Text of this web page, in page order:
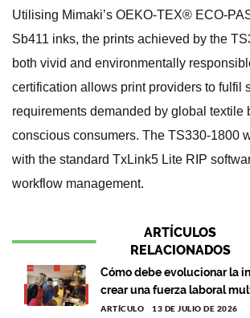
Utilising Mimaki’s OEKO-TEX® ECO-
Sb411 inks, the prints achieved by the
both vivid and environmentally
certification allows print providers to fulfil
requirements demanded by global textile
conscious consumers. The TS330-1800
with the standard TxLink5 Lite RIP
workflow management.
ARTÍCULOS
RELACIONADOS
Cómo debe evolucionar la
crear una fuerza laboral
ARTÍCULO 13 DE JULIO DE 2026